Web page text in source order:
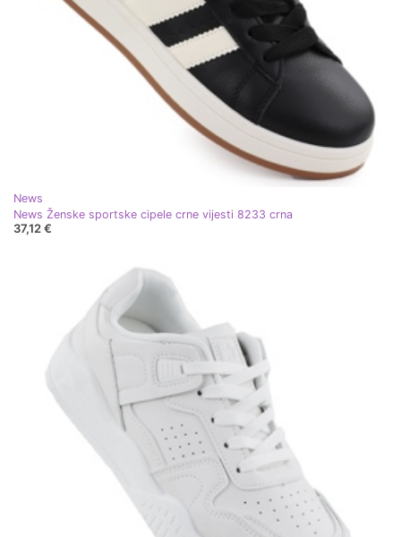
News
News Ženske sportske cipele crne vijesti 8233 crna
37,12 €